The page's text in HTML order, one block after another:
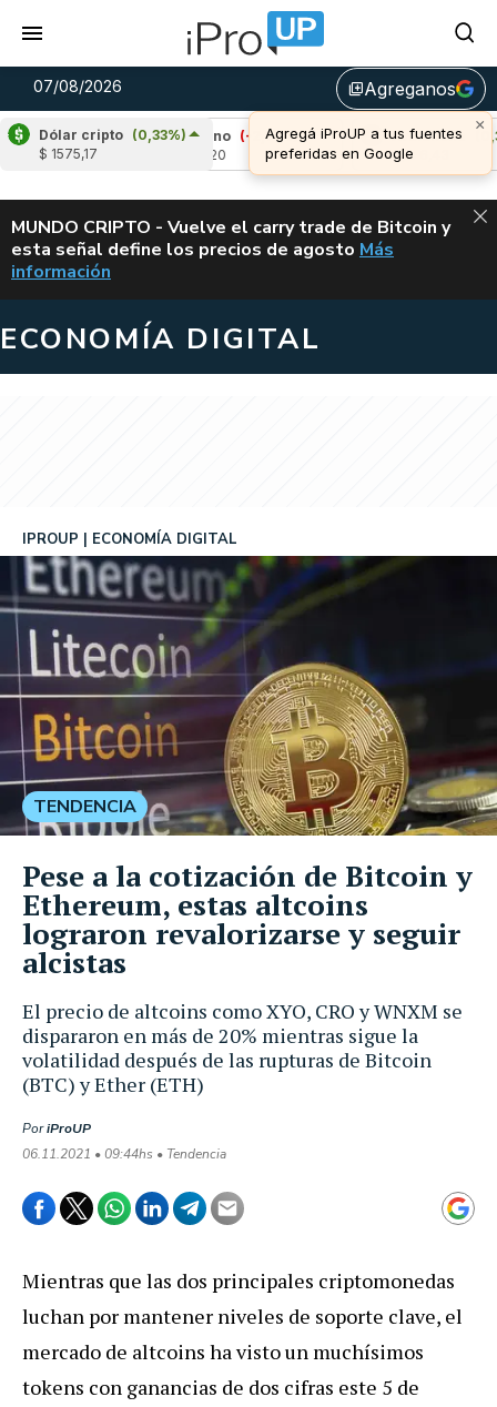
07/08/2026 library_addAgreganos
Dólar cripto (0,33%)
$ 1575,17
Cardano
(-2,18%)
Avalanche (0,31%)
u$s 6,43
ALERTA
MUNDO CRIPTO - Vuelve el carry trade de Bitcoin y
esta señal define los precios de agosto VUELVE EL
Más
información
ECONOMÍA DIGITAL
El precio de altcoins como XYO, CRO y WNXM se
dispararon en más de 20% mientras sigue la
volatilidad después de las rupturas de Bitcoin
(BTC) y Ether (ETH)
IPROUP ECONOMÍA DIGITAL
PoriProUP
06.11.2021 • 09:44hs • Tendencia
TENDENCIA
Pese a la cotización de Bitcoin y
Ethereum, estas altcoins
lograron revalorizarse y seguir
alcistas
Mientras que las dos principales criptomonedas
luchan por mantener niveles de soporte clave, el
mercado de altcoins ha visto un muchísimos
tokens con ganancias de dos cifras este 5 de